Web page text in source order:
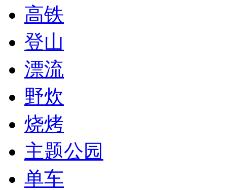
高铁
登山
漂流
野炊
烧烤
主题公园
单车